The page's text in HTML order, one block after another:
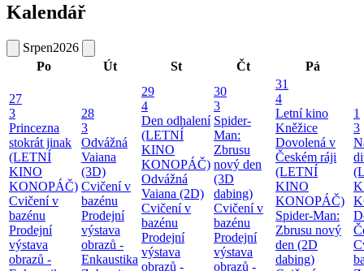
Kalendář
Srpen2026
Po
Út St Čt Pá
27
3
Princezna
stokrát jinak
(LETNÍ
KINO
KONOPÁČ)
Cvičení v
bazénu
Prodejní
výstava
obrazů -
28
3
Odvážná
Vaiana
(3D)
Cvičení v
bazénu
Prodejní
výstava
obrazů -
Enkaustika
29
4
Den odhalení
(LETNÍ
KINO
KONOPÁČ)
Odvážná
Vaiana (2D)
Cvičení v
bazénu
Prodejní
výstava
obrazů -
30
3
Spider-
Man:
Zbrusu
nový den
(3D
dabing)
Cvičení v
bazénu
Prodejní
výstava
obrazů -
31
4
Letní kino
Kněžice
Dovolená v
Českém ráji
(LETNÍ
KINO
KONOPÁČ)
Spider-Man:
Zbrusu nový
den (2D
dabing)
1
3